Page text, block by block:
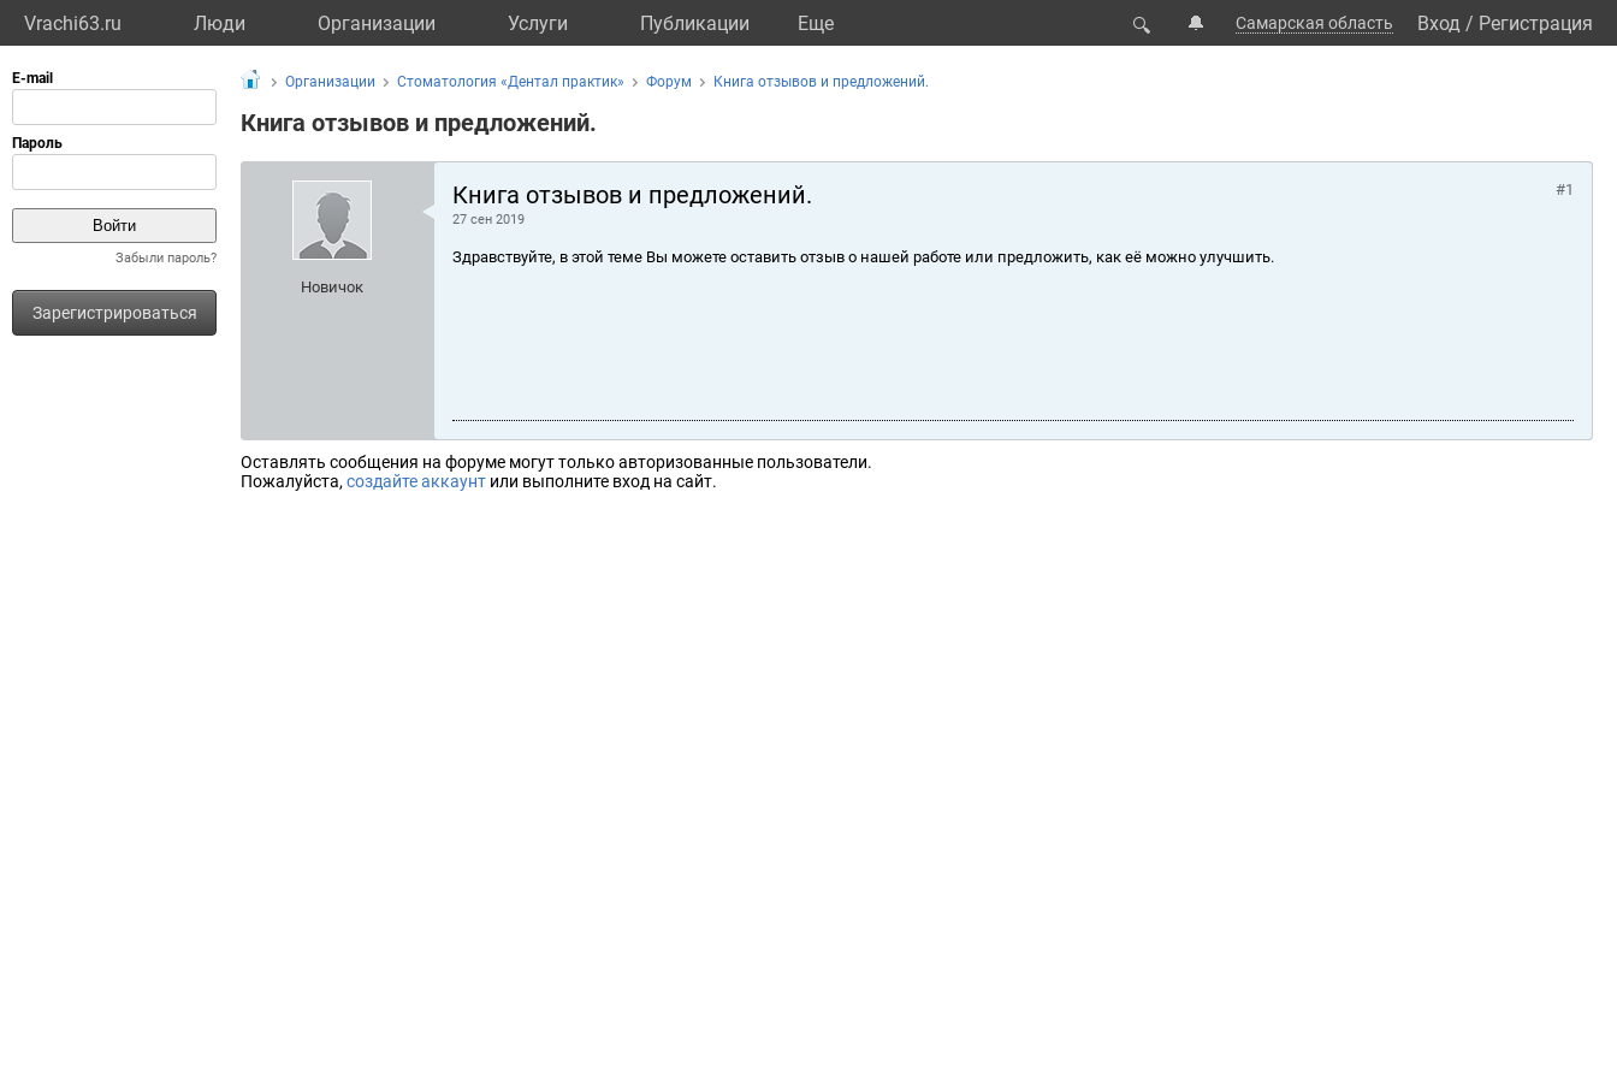
Vrachi63.ru Люди Организации Услуги Публикации Eще 🔍 🔔 Самарская область Вход / Регистрация
Забыли пароль?
Зарегистрироваться
Организации Стоматология «Дентал практик» Форум Книга отзывов и предложений.
Книга отзывов и предложений.
Новичок
Книга отзывов и предложений.
27 сен 2019
#1
Здравствуйте, в этой теме Вы можете оставить отзыв о нашей работе или предложить, как её можно улучшить.
Оставлять сообщения на форуме могут только авторизованные пользователи.
Пожалуйста, создайте аккаунт или выполните вход на сайт.